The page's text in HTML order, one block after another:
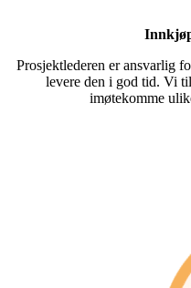
Prosjektlederen er ansvarlig
levere den i god tid. Vi
imøtekomme